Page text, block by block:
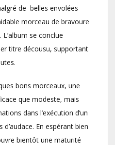
de belles envolées
morceau de bravoure
se conclue
titre décousu, supportant
bons morceaux, une
que modeste, mais
dans l’exécution d’un
En espérant bien
bientôt une maturité